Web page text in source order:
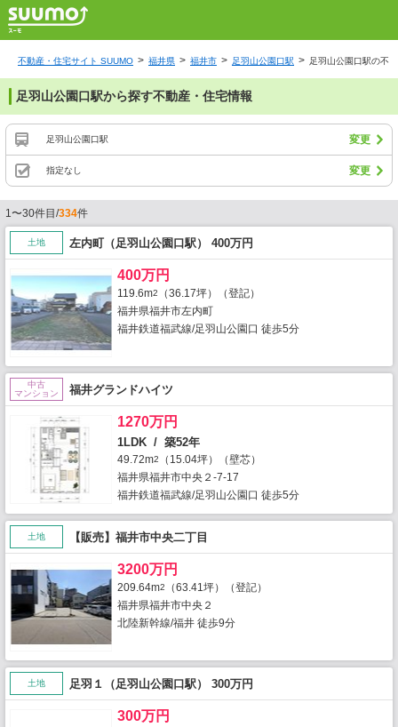
不動産・住宅サイト SUUMO 福井県 福井市 足羽山公園口駅 足羽山公園口駅の不
足羽山公園口駅から探す不動産・住宅情報
足羽山公園口駅 変更
指定なし 変更
1〜30件目/334件
土地 左内町（足羽山公園口駅） 400万円
400万円
119.6m2
（36.17坪）（登記）
福井県福井市左内町
福井鉄道福武線/足羽山公園口 徒歩5分
中古
マンション
福井グランドハイツ
1270万円
1LDK / 築52年
49.72m2
（15.04坪）（壁芯）
福井県福井市中央２-7-17
福井鉄道福武線/足羽山公園口 徒歩5分
土地 【販売】福井市中央二丁目
3200万円
209.64m2
（63.41坪）（登記）
福井県福井市中央２
北陸新幹線/福井 徒歩9分
土地 足羽１（足羽山公園口駅） 300万円
300万円